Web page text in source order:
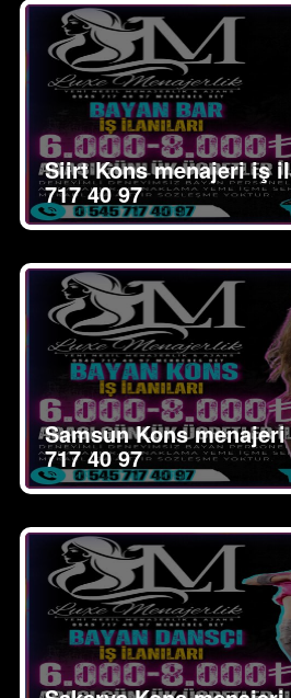
Siirt Kons menajeri iş
717 40 97
Samsun Kons
717 40 97